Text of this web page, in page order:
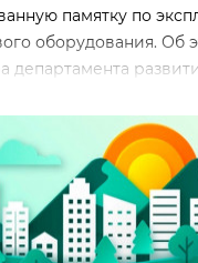
памятку по
оборудования. Об
департамента